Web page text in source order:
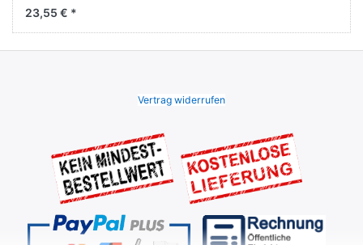
J6930DW / MFC-J6935DW
23,55 € *
Vertrag widerrufen